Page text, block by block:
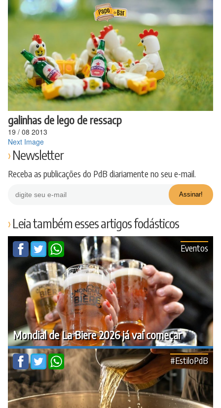
para
galinhas de lego de ressacp
19 / 08 2013
Next Image
Newsletter
Receba as publicações do PdB diariamente no seu e-mail.
Leia também esses artigos fodásticos
Mondial de La Biere 2026 já vai começar
Eventos
#EstiloPdB